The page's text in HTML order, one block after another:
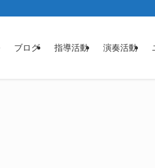
ブログ 指導活動 演奏活動